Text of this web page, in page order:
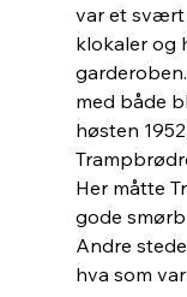
var et
klokaler og
med både
høsten
Her måtte
gode
Andre
hva som